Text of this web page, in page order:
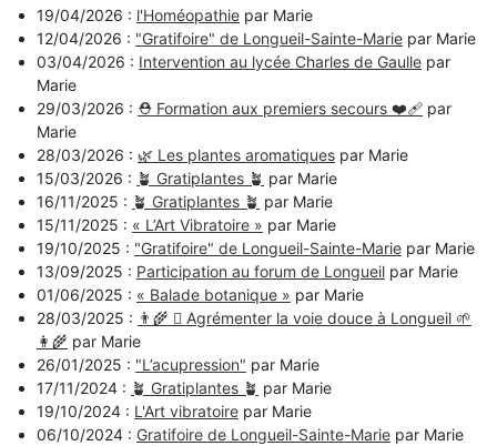
19/04/2026 : l'Homéopathie par Marie
12/04/2026 : "Gratifoire" de Longueil-Sainte-Marie par Marie
03/04/2026 : Intervention au lycée Charles de Gaulle par
Marie
29/03/2026 : ⛑️ Formation aux premiers secours ❤️‍🩹 par
Marie
28/03/2026 : 🌿 Les plantes aromatiques par Marie
15/03/2026 : 🪴 Gratiplantes 🪴 par Marie
16/11/2025 : 🪴 Gratiplantes 🪴 par Marie
15/11/2025 : « L’Art Vibratoire » par Marie
19/10/2025 : "Gratifoire" de Longueil-Sainte-Marie par Marie
13/09/2025 : Participation au forum de Longueil par Marie
01/06/2025 : « Balade botanique » par Marie
28/03/2025 : 👨‍🌾 🪏 Agrémenter la voie douce à Longueil 🌱
👩‍🌾 par Marie
26/01/2025 : "L’acupression" par Marie
17/11/2024 : 🪴 Gratiplantes 🪴 par Marie
19/10/2024 : L'Art vibratoire par Marie
06/10/2024 : Gratifoire de Longueil-Sainte-Marie par Marie